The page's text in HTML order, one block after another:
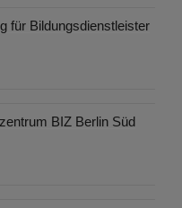
für Bildungsdienstleister
BIZ Berlin Süd